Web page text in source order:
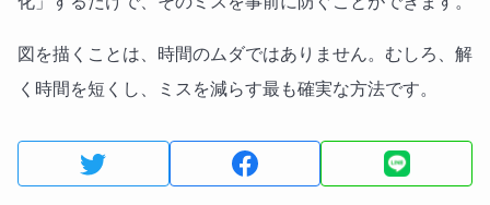
図を描くことは、時間のムダではありません。むしろ、解
く時間を短くし、ミスを減らす最も確実な方法です。